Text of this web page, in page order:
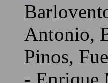
Antonio,
Pinos,